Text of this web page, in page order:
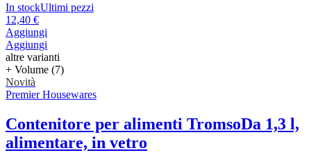
In stockUltimi pezzi
12,40 €
Aggiungi
Aggiungi
altre varianti
+ Volume (7)
Novità
Premier Housewares
Contenitore per alimenti TromsoDa 1,3 l,
alimentare, in vetro